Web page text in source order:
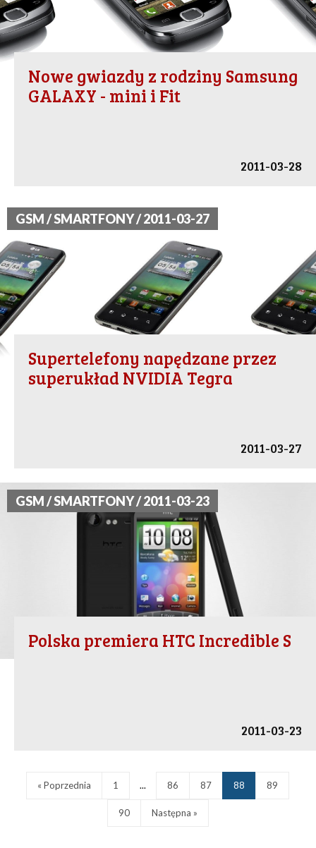
Nowe gwiazdy z rodziny Samsung
GALAXY - mini i Fit
2011-03-28
GSM / SMARTFONY / 2011-03-27
Supertelefony napędzane przez
superukład NVIDIA Tegra
2011-03-27
GSM / SMARTFONY / 2011-03-23
Polska premiera HTC Incredible S
2011-03-23
« Poprzednia 1 ... 86 87 88 89
90 Następna »